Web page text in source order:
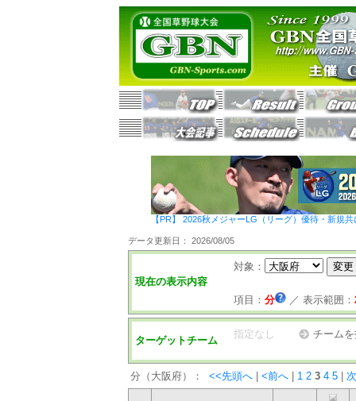
【PR】 2026秋メジャーLG（リーグ）優待・新規
データ更新日： 2026/08/05
現在の表示内容
対象：
項目： 分 ／ 表示範囲：
ターゲットチーム
指定なし チーム
分（大阪府）： <<先頭へ <前へ 1 2 3 4 5